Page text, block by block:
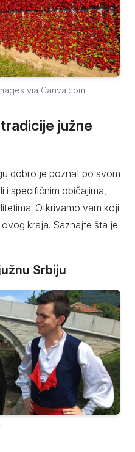
via Canva.com
južne
dobro je poznat po svom
i specifičnim običajima,
Otkrivamo vam koji
kraja. Saznajte šta je
Srbiju